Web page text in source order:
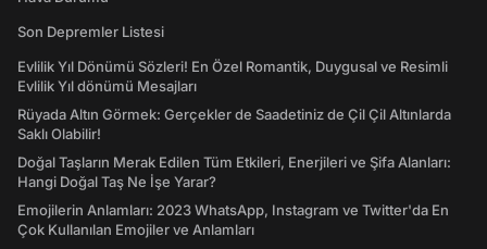
Son Depremler Listesi
Evlilik Yıl Dönümü Sözleri! En Özel Romantik, Duygusal ve Resimli
Evlilik Yıl dönümü Mesajları
Rüyada Altın Görmek: Gerçekler de Saadetiniz de Çil Çil Altınlarda
Saklı Olabilir!
Doğal Taşların Merak Edilen Tüm Etkileri, Enerjileri ve Şifa Alanları:
Hangi Doğal Taş Ne İşe Yarar?
Emojilerin Anlamları: 2023 WhatsApp, Instagram ve Twitter'da En
Çok Kullanılan Emojiler ve Anlamları